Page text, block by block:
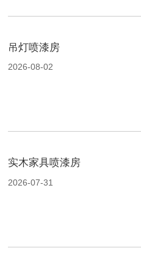
吊灯喷漆房
2026-08-02
实木家具喷漆房
2026-07-31